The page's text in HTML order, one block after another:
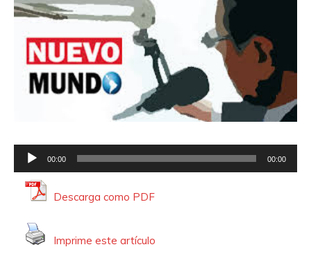
e
00:00 00:00
Descarga como PDF
Imprime este artículo